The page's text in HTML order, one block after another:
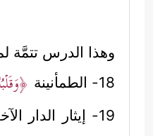
وهذا الدرس تتمَّة
18- الطمأنينة
19- إيثار الدار الآخرة